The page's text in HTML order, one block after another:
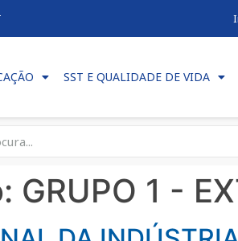
SST E QUALIDADE DE VIDA
GRUPO 1 -